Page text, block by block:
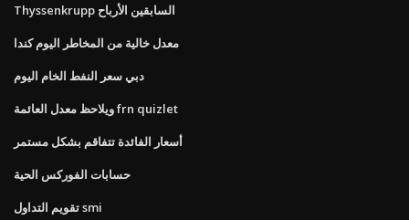
Thyssenkrupp السابقين الأرباح
معدل خالية من المخاطر اليوم كندا
دبي سعر النفط الخام اليوم
ويلاحظ معدل العائمة frn quizlet
أسعار الفائدة تتفاقم بشكل مستمر
حسابات الفوركس الحية
تقويم التداول smi